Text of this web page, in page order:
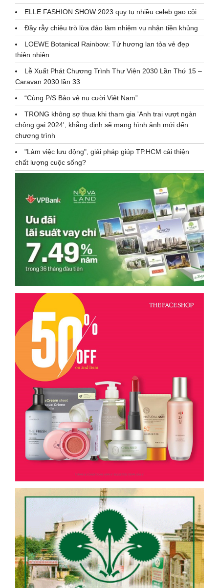
ELLE FASHION SHOW 2023 quy tụ nhiều celeb gạo cội
Đầy rẫy chiêu trò lừa đảo làm nhiệm vụ nhận tiền khủng
LOEWE Botanical Rainbow: Tứ hương lan tỏa vẻ đẹp
thiên nhiên
Lễ Xuất Phát Chương Trình Thư Viện 2030 Lần Thứ 15 –
Caravan 2030 lần 33
“Cùng P/S Bảo vệ nụ cười Việt Nam”
TRONG không sợ thua khi tham gia 'Anh trai vượt ngàn
chông gai 2024', khẳng định sẽ mang hình ảnh mới đến
chương trình
"Làm việc lưu động", giải pháp giúp TP.HCM cải thiện
chất lượng cuộc sống?